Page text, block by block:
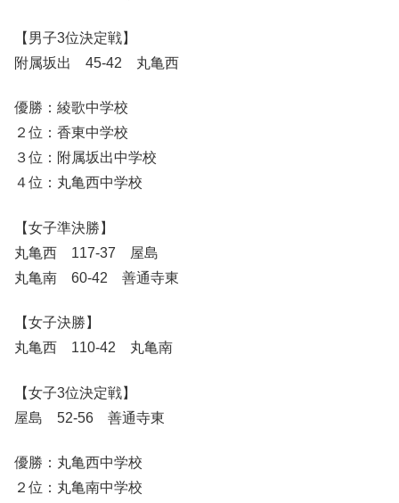
【男子3位決定戦】
附属坂出 45-42 丸亀西
優勝：綾歌中学校
２位：香東中学校
３位：附属坂出中学校
４位：丸亀西中学校
【女子準決勝】
丸亀西 117-37 屋島
丸亀南 60-42 善通寺東
【女子決勝】
丸亀西 110-42 丸亀南
【女子3位決定戦】
屋島 52-56 善通寺東
優勝：丸亀西中学校
２位：丸亀南中学校